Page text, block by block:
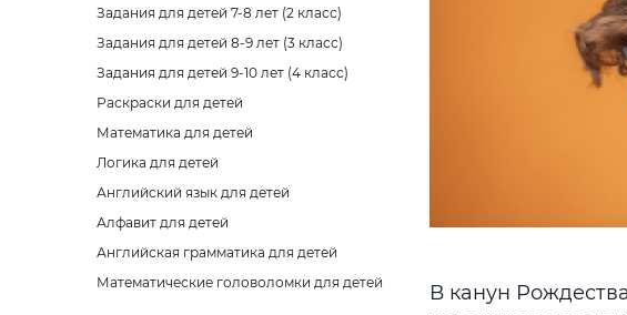
Задания для детей 7-8 лет (2 класс)
Задания для детей 8-9 лет (3 класс)
Задания для детей 9-10 лет (4 класс)
Раскраски для детей
Математика для детей
Логика для детей
Английский язык для детей
Алфавит для детей
Английская грамматика для детей
Математические головоломки для детей
В канун